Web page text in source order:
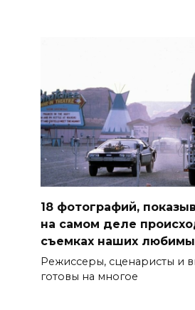
18 фотографий,
на самом деле
съемках наших
Режиссеры, сценаристы и
готовы на многое